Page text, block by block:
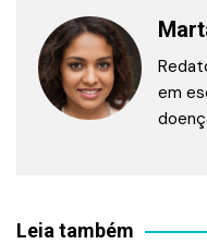
em
Leia também